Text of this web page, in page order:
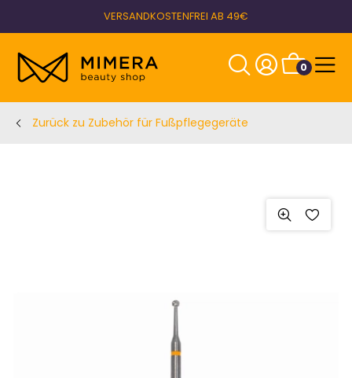
VERSANDKOSTENFREI AB 49€
0
Zurück zu Zubehör für Fußpflegegeräte